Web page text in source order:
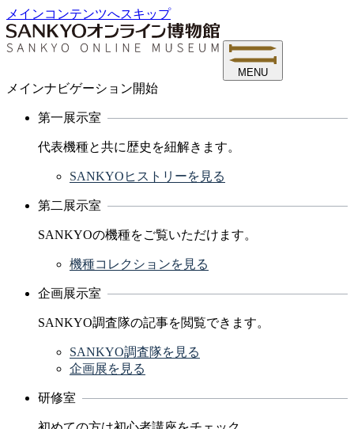
メインコンテンツへスキップ
MENU
メインナビゲーション開始
第一展示室
代表機種と共に歴史を紐解きます。
SANKYOヒストリーを見る
第二展示室
SANKYOの機種をご覧いただけます。
機種コレクションを見る
企画展示室
SANKYO調査隊の記事を閲覧できます。
SANKYO調査隊を見る
企画展を見る
研修室